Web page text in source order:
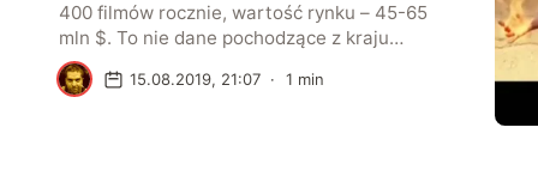
400 filmów rocznie, wartość rynku – 45-65
mln $. To nie dane pochodzące z kraju
czołówki światowego kina, ale z Nigerii, gdzie
od wielu lat kwitnie branża określana jako
D 15.08.2019, 21:07 · 1 min